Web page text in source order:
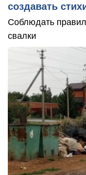
создавать
Соблюдать
свалки